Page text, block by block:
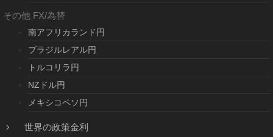
その他 FX/為替
南アフリカランド円
ブラジルレアル円
トルコリラ円
NZドル円
メキシコペソ円
世界の政策金利